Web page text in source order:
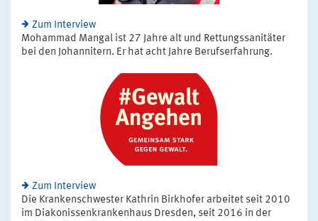
Zum Interview
Mohammad Mangal ist 27 Jahre alt und Rettungssanitäter
bei den Johannitern. Er hat acht Jahre Berufserfahrung.
Zum Interview
Die Krankenschwester Kathrin Birkhofer arbeitet seit 2010
im Diakonissenkrankenhaus Dresden, seit 2016 in der